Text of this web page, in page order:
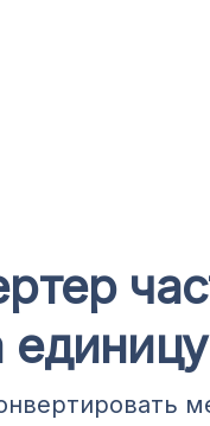
единицу